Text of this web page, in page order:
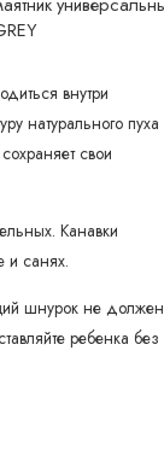
внутри
натурального пуха
свои
Канавки
и санях.
шнурок не должен
ребенка без